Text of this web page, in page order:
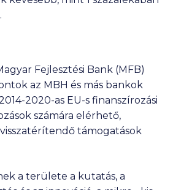
Fejlesztési Bank (MFB)
az MBH és más bankok
2020-as EU-s finanszírozási
számára elérhető,
támogatások
a területe a kutatás, a